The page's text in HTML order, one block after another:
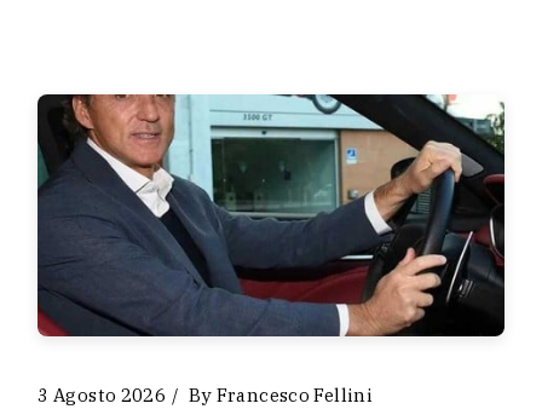
3 Agosto 2026 By Francesco Fellini